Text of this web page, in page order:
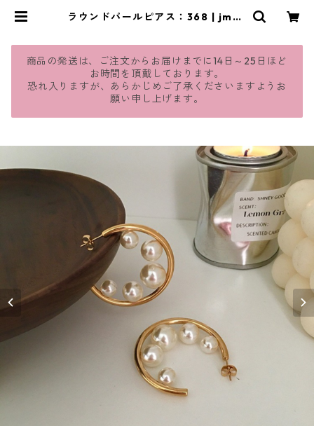
ラウンドパールピアス：368 | jmav
商品の発送は、ご注文からお届けまでに14日～25日ほど
お時間を頂戴しております。
恐れ入りますが、あらかじめご了承くださいますようお
願い申し上げます。